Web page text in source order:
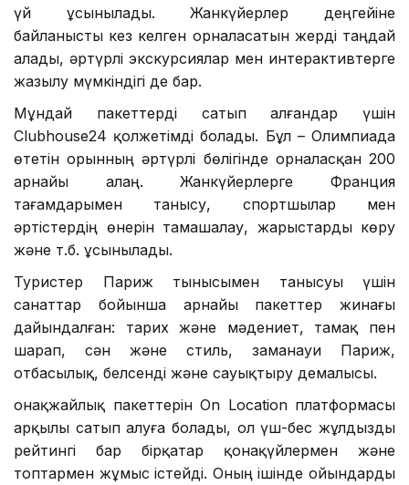
үй ұсынылады. Жанкүйерлер деңгейіне
байланысты кез келген орналасатын жерді таңдай
алады, әртүрлі экскурсиялар мен интерактивтерге
жазылу мүмкіндігі де бар.
Мұндай пакеттерді сатып алғандар үшін
Clubhouse24 қолжетімді болады. Бұл – Олимпиада
өтетін орынның әртүрлі бөлігінде орналасқан 200
арнайы алаң. Жанкүйерлерге Франция
тағамдарымен танысу, спортшылар мен
әртістердің өнерін тамашалау, жарыстарды көру
және т.б. ұсынылады.
Туристер Париж тынысымен танысуы үшін
санаттар бойынша арнайы пакеттер жинағы
дайындалған: тарих және мәдениет, тамақ пен
шарап, сән және стиль, заманауи Париж,
отбасылық, белсенді және сауықтыру демалысы.
Қонақжайлық пакеттерін On Location платформасы
арқылы сатып алуға болады, ол үш-бес жұлдызды
рейтингі бар бірқатар қонақүйлермен және
топтармен жұмыс істейді. Оның ішінде ойындарды